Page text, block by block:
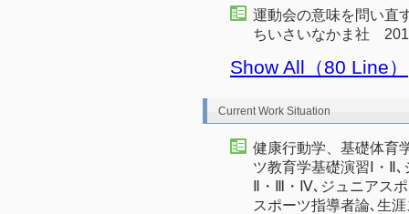
運動会の意味を問い
ちいさいなかま社
Show All（80 Line）
Current Work Situation
健康行動学、基礎体育
ツ教育学基礎演習Ⅰ・Ⅱ
Ⅱ・Ⅲ・Ⅳ､ジュニアス
スポーツ指導者論､生